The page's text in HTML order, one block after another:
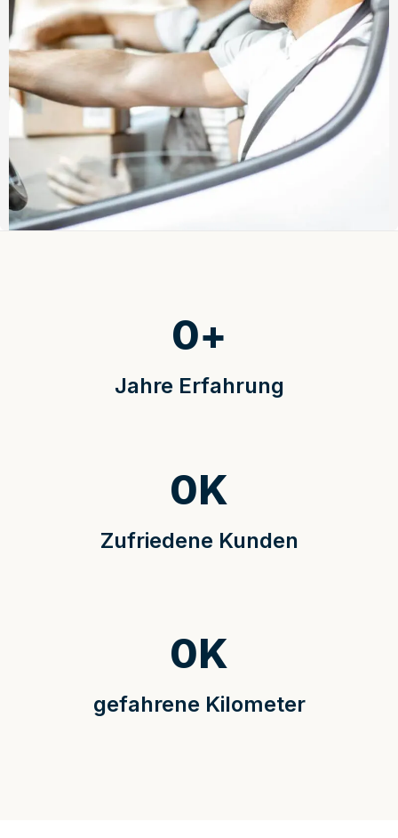
Jahre Erfahrung
0+
Zufriedene Kunden
0K
gefahrene Kilometer
0K